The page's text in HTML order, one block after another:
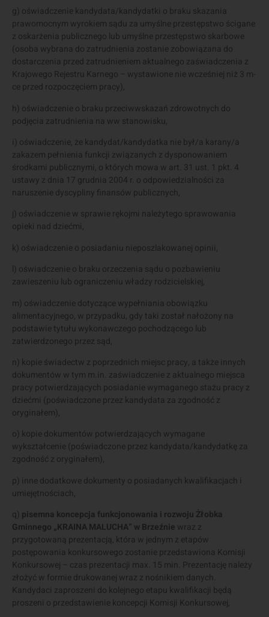
g) oświadczenie kandydata/kandydatki o braku skazania
prawomocnym wyrokiem sądu za umyślne przestępstwo ścigane
z oskarżenia publicznego lub umyślne przestępstwo skarbowe
(osoba wybrana do zatrudnienia zostanie zobowiązana do
dostarczenia przed zatrudnieniem aktualnego zaświadczenia z
Krajowego Rejestru Karnego – wystawione nie wcześniej niż 3 m-
ce przed rozpoczęciem pracy),
h) oświadczenie o braku przeciwwskazań zdrowotnych do
podjęcia zatrudnienia na ww stanowisku,
i) oświadczenie, że kandydat/kandydatka nie był/a karany/a
zakazem pełnienia funkcji związanych z dysponowaniem
środkami publicznymi, o których mowa w art. 31 ust. 1 pkt. 4
ustawy z dnia 17 grudnia 2004 r. o odpowiedzialności za
naruszenie dyscypliny finansów publicznych,
j) oświadczenie w sprawie rękojmi należytego sprawowania
opieki nad dziećmi,
k) oświadczenie o posiadaniu nieposzlakowanej opinii,
l) oświadczenie o braku orzeczenia sądu o pozbawieniu
zawieszeniu lub ograniczeniu władzy rodzicielskiej,
m) oświadczenie dotyczące wypełniania obowiązku
alimentacyjnego, w przypadku, gdy taki został nałożony na
podstawie tytułu wykonawczego pochodzącego lub
zatwierdzonego przez sąd,
n) kopie świadectw z poprzednich miejsc pracy, a także innych
dokumentów w tym m.in. zaświadczenie z aktualnego miejsca
pracy potwierdzających posiadanie wymaganego stażu pracy z
dziećmi (poświadczone przez kandydata za zgodność z
oryginałem),
o) kopie dokumentów potwierdzających wymagane
wykształcenie (poświadczone przez kandydata/kandydatkę za
zgodność z oryginałem),
p) inne dodatkowe dokumenty o posiadanych kwalifikacjach i
umiejętnościach,
q) pisemna koncepcja funkcjonowania i rozwoju Żłobka
Gminnego „KRAINA MALUCHA” w Brzeźnie wraz z
przygotowaną prezentacją, która w jednym z etapów
postępowania konkursowego zostanie przedstawiona Komisji
Konkursowej – czas prezentacji max. 15 min. Prezentację należy
złożyć w formie drukowanej wraz z nośnikiem danych.
Kandydaci zaproszeni do kolejnego etapu kwalifikacji będą
proszeni o przedstawienie koncepcji Komisji Konkursowej,